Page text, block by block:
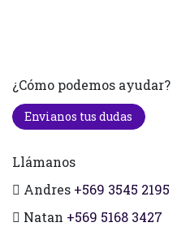
¿Cómo podemos ayudar?
Envianos tus dudas
Llámanos
Andres +569 3545 2195
Natan +569 5168 3427